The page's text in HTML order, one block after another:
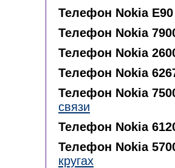
Телефон Nokia E90
Телефон Nokia
Телефон Nokia
Телефон Nokia
Телефон Nokia
связи
Телефон Nokia
Телефон Nokia
кругах